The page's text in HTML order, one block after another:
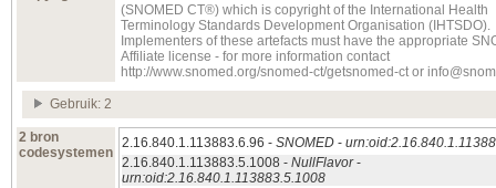
(SNOMED CT®) which is copyright of the International Health
Terminology Standards Development Organisation (IHTSDO).
Implementers of these artefacts must have the appropriate
Affiliate license - for more information contact
http://www.snomed.org/snomed-ct/getsnomed-ct or
Gebruik: 2
2 bron
codesystemen
2.16.840.1.113883.6.96 - SNOMED -
2.16.840.1.113883.5.1008 - NullFlavor-
urn:oid:2.16.840.1.113883.5.1008